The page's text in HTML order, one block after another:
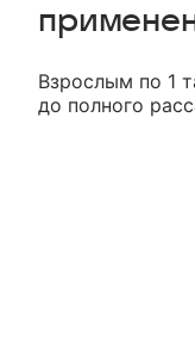
Взрослым по 1
до полного